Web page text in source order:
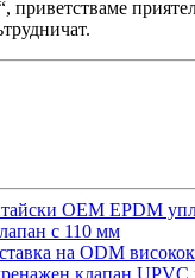
приветстваме
OEM EPDM
с 110 мм
на ODM